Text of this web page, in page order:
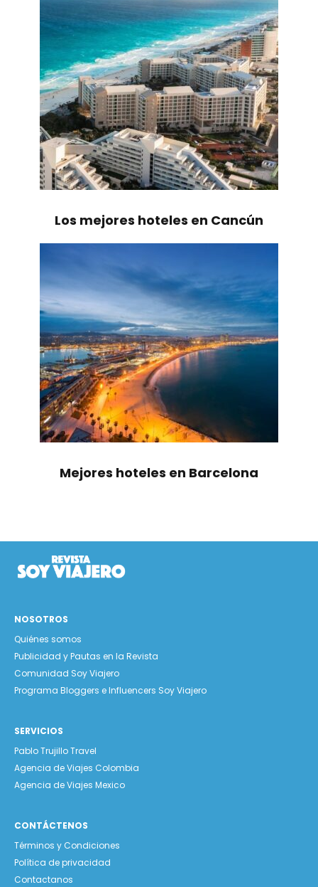
Los mejores hoteles en Cancún
Mejores hoteles en Barcelona
NOSOTROS
Quiénes somos
Publicidad y Pautas en la Revista
Comunidad Soy Viajero
Programa Bloggers e Influencers Soy Viajero
SERVICIOS
Pablo Trujillo Travel
Agencia de Viajes Colombia
Agencia de Viajes Mexico
CONTÁCTENOS
Términos y Condiciones
Política de privacidad
Contactanos